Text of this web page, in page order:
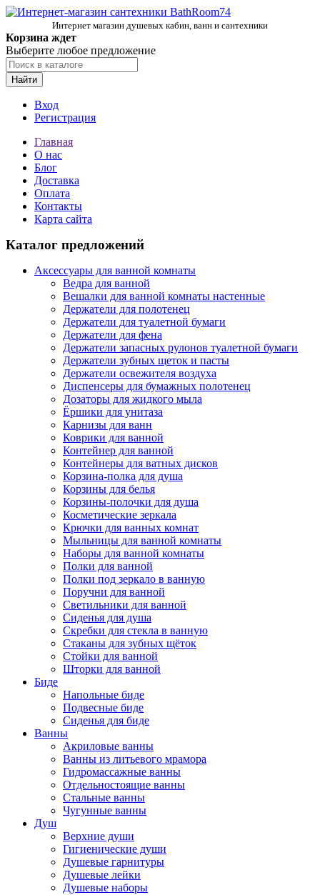
Интернет магазин душевых кабин, ванн и сантехники
Корзина ждет
Выберите любое предложение
Найти
Вход
Регистрация
Главная
О нас
Блог
Доставка
Оплата
Контакты
Карта сайта
Каталог предложений
Аксессуары для ванной комнаты
Ведра для ванной
Вешалки для ванной комнаты настенные
Держатели для полотенец
Держатели для туалетной бумаги
Держатели для фена
Держатели запасных рулонов туалетной бумаги
Держатели зубных щеток и пасты
Держатели освежителя воздуха
Диспенсеры для бумажных полотенец
Дозаторы для жидкого мыла
Ёршики для унитаза
Карнизы для ванн
Коврики для ванной
Контейнер для ванной
Контейнеры для ватных дисков
Корзина-полка для душа
Корзины для белья
Корзины-полочки для душа
Косметические зеркала
Крючки для ванных комнат
Мыльницы для ванной комнаты
Наборы для ванной комнаты
Полки для ванной
Полки под зеркало в ванную
Поручни для ванной
Светильники для ванной
Сиденья для душа
Скребки для стекла в ванную
Стаканы для зубных щёток
Стойки для ванной
Шторки для ванной
Биде
Напольные биде
Подвесные биде
Сиденья для биде
Ванны
Акриловые ванны
Ванны из литьевого мрамора
Гидромассажные ванны
Отдельностоящие ванны
Стальные ванны
Чугунные ванны
Душ
Верхние души
Гигиенические души
Душевые гарнитуры
Душевые лейки
Душевые наборы